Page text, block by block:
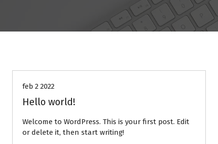
feb 2 2022
Hello world!
Welcome to WordPress. This is your first post. Edit
or delete it, then start writing!